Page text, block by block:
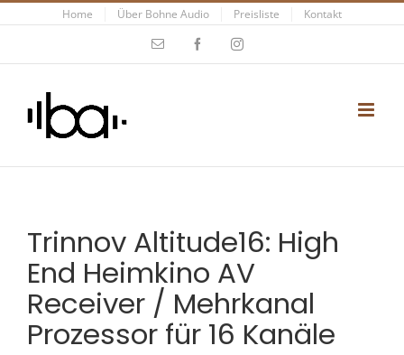
Home Über Bohne Audio Preisliste Kontakt
E-
FacebookInstagram
Trinnov Altitude16: High
End Heimkino AV
Receiver / Mehrkanal
Prozessor für 16 Kanäle